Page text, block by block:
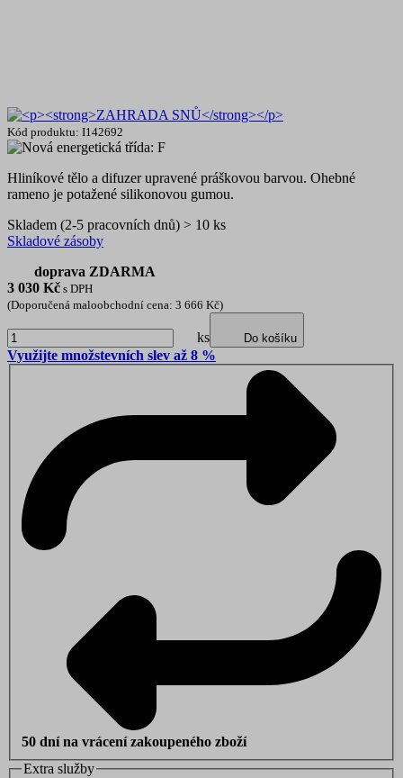
Kód produktu: I142692
Hliníkové tělo a difuzer upravené práškovou barvou. Ohebné
rameno je potažené silikonovou gumou.
Skladem (2-5 pracovních dnů) > 10 ks
Skladové zásoby
doprava ZDARMA
3 030 Kč s DPH
(Doporučená maloobchodní cena: 3 666 Kč)
ks Do košíku
Využijte množstevních slev až 8 %
50 dní na vrácení zakoupeného zboží
Extra služby